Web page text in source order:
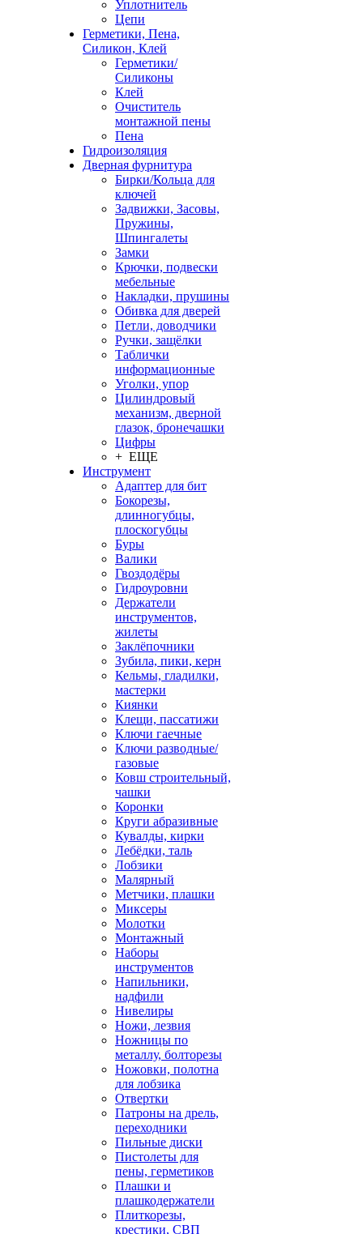
Уплотнитель
Цепи
Герметики, Пена,
Силикон, Клей
Герметики/
Силиконы
Клей
Очиститель
монтажной пены
Пена
Гидроизоляция
Дверная фурнитура
Бирки/Кольца для
ключей
Задвижки, Засовы,
Пружины,
Шпингалеты
Замки
Крючки, подвески
мебельные
Накладки, прушины
Обивка для дверей
Петли, доводчики
Ручки, защёлки
Таблички
информационные
Уголки, упор
Цилиндровый
механизм, дверной
глазок, бронечашки
Цифры
+ ЕЩЕ
Инструмент
Адаптер для бит
Бокорезы,
длинногубцы,
плоскогубцы
Буры
Валики
Гвоздодёры
Гидроуровни
Держатели
инструментов,
жилеты
Заклёпочники
Зубила, пики, керн
Кельмы, гладилки,
мастерки
Киянки
Клещи, пассатижи
Ключи гаечные
Ключи разводные/
газовые
Ковш строительный,
чашки
Коронки
Круги абразивные
Кувалды, кирки
Лебёдки, таль
Лобзики
Малярный
Метчики, плашки
Миксеры
Молотки
Монтажный
Наборы
инструментов
Напильники,
надфили
Нивелиры
Ножи, лезвия
Ножницы по
металлу, болторезы
Ножовки, полотна
для лобзика
Отвертки
Патроны на дрель,
переходники
Пильные диски
Пистолеты для
пены, герметиков
Плашки и
плашкодержатели
Плиткорезы,
крестики, СВП